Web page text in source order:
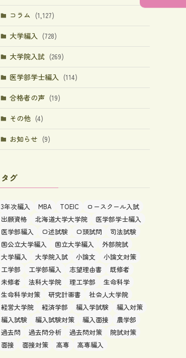
コラム (1,127)
大学編入 (728)
大学院入試 (269)
医学部学士編入 (114)
合格者の声 (19)
その他 (4)
お知らせ (9)
タグ
3年次編入 MBA TOEIC
ロースクール入試
出願資格
北海道大学大学院
医学部学士編入
医学部編入
口述試験 口頭試問
司法試験
国公立大学編入
国立大学編入
外部院試
大学編入
大学院入試 小論文
小論文対策
工学部
工学部編入 志望理由書
既修者
未修者
法科大学院 理工学部
生命科学
生命科学対策
研究計画書
社会人大学院
経営大学院
経済学部 編入学試験
編入対策
編入試験
編入試験対策 編入面接
農学部
過去問
過去問分析 過去問対策
院試対策
面接
面接対策 高専 高専編入